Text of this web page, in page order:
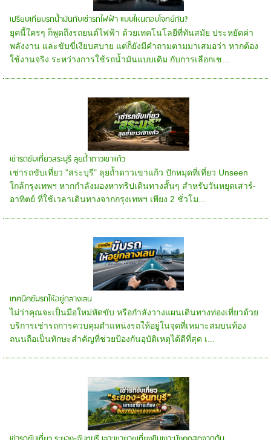
เปรียบเทียบรถน้ำมันกับเช่ารถไฟฟ้า แบบไหนตอบโจทย์กัน?
ยุคนี้ใครๆ ก็พูดถึงรถยนต์ไฟฟ้า ด้วยเทคโนโลยีที่ทันสมัย ประหยัดค่า
พลังงาน และขับขี่เงียบสบาย แต่ก็ยังมีคำถามตามมาเสมอว่า หากต้อง
ใช้งานจริง ระหว่างการใช้รถน้ำมันแบบเดิม กับการเลือกเช...
เช่ารถขับเที่ยวสระบุรี ลุยถ้ำดาวเขาแก้ว
เช่ารถขับเที่ยว "สระบุรี" ลุยถ้ำดาวเขาแก้ว ปักหมุดที่เที่ยว Unseen
ใกล้กรุงเทพฯ หากกำลังมองหาทริปเดินทางสั้นๆ สำหรับวันหยุดเสาร์-
อาทิตย์ ที่ใช้เวลาเดินทางจากกรุงเทพฯ เพียง 2 ชั่วโม...
เทคนิคขับรถให้อยู่กลางเลน
ไม่ว่าคุณจะเป็นมือใหม่หัดขับ หรือกำลังวางแผนเดินทางท่องเที่ยวด้วย
บริการเช่ารถการควบคุมตำแหน่งรถให้อยู่ในจุดที่เหมาะสมบนท้อง
ถนนถือเป็นทักษะสำคัญที่ช่วยป้องกันอุบัติเหตุได้ดีที่สุด เ...